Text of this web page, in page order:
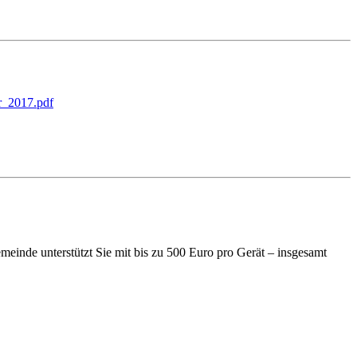
unterstützt Sie mit bis zu 500 Euro pro Gerät – insgesamt